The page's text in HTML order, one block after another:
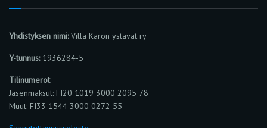
Yhdistyksen nimi:Villa Karon ystävät ry
Y-tunnus:1936284-5
Tilinumerot
Jäsenmaksut: FI20 1019 3000 2095 78
Muut: FI33 1544 3000 0272 55